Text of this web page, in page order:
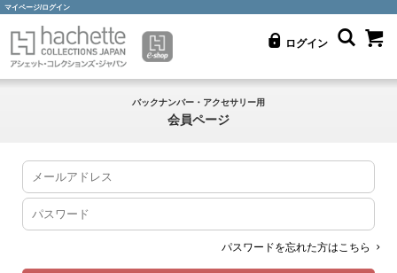
マイページ/ログイン
ログイン
バックナンバー・アクセサリー用
会員ページ
パスワードを忘れた方はこちら